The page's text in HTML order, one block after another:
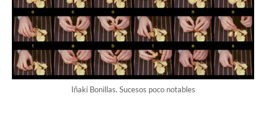
Iñaki Bonillas. Sucesos poco notables